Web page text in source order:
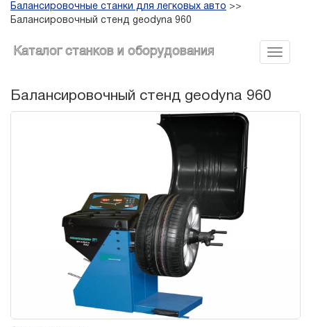
Балансировочные станки для легковых авто >>
Балансировочный стенд geodyna 960
Каталог станков и оборудования
Балансировочный стенд geodyna 960